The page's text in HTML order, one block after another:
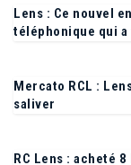
Lens : Ce nouvel
Mercato RCL :